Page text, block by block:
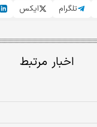
تلگرام ایکس
اخبار مرتبط